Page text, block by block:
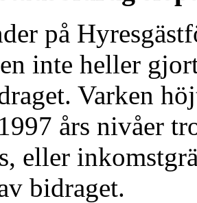
på
inte heller
Varken
års nivåer
eller
bidraget.